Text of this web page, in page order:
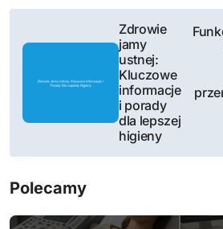
g
a
c
Zdrowie
jamy
ustnej:
Kluczowe
informacje
i porady
dla lepszej
higieny
Polecamy